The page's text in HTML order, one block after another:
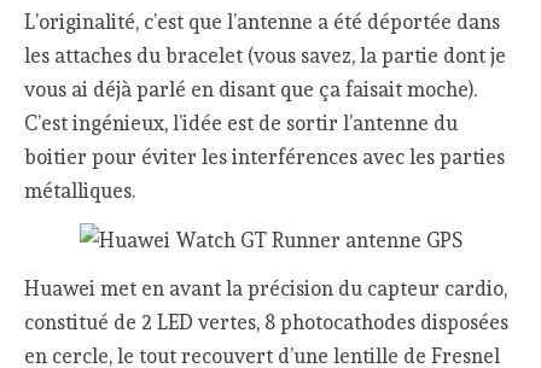
L’originalité, c’est que l’antenne a été déportée dans
les attaches du bracelet (vous savez, la partie dont je
vous ai déjà parlé en disant que ça faisait moche).
C’est ingénieux, l’idée est de sortir l’antenne du
boitier pour éviter les interférences avec les parties
métalliques.
Huawei met en avant la précision du capteur cardio,
constitué de 2 LED vertes, 8 photocathodes disposées
en cercle, le tout recouvert d’une lentille de Fresnel